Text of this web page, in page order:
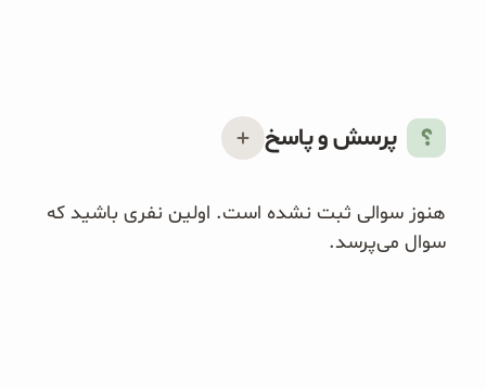
پرسش و پاسخ
هنوز سوالی ثبت نشده است. اولین نفری باشید که
سوال می‌پرسد.